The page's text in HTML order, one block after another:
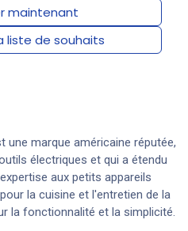
maintenant
liste de souhaits
une marque américaine réputée,
électriques et qui a étendu
aux petits appareils
la cuisine et l'entretien de la
la fonctionnalité et la simplicité.